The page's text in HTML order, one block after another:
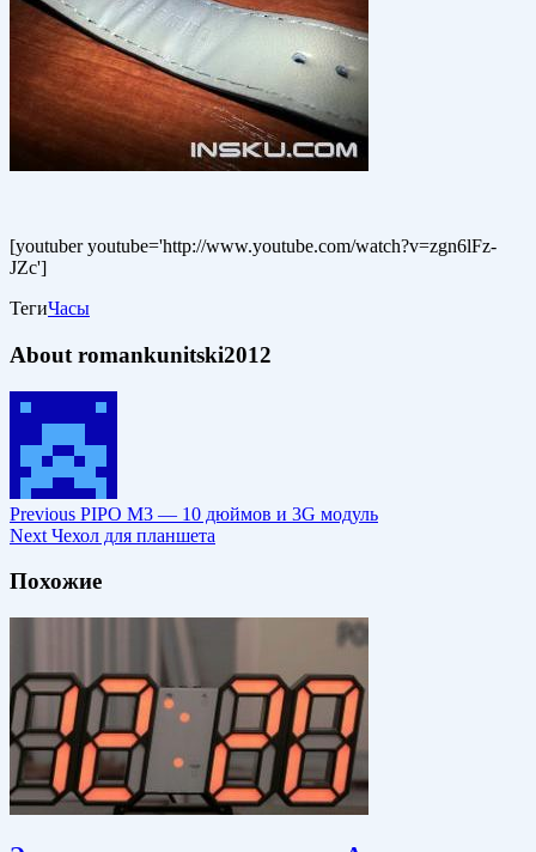
[youtuber youtube='http://www.youtube.com/watch?v=zgn6lFz-
JZc']
ТегиЧасы
About romankunitski2012
Previous PIPO M3 — 10 дюймов и 3G модуль
Next Чехол для планшета
Похожие